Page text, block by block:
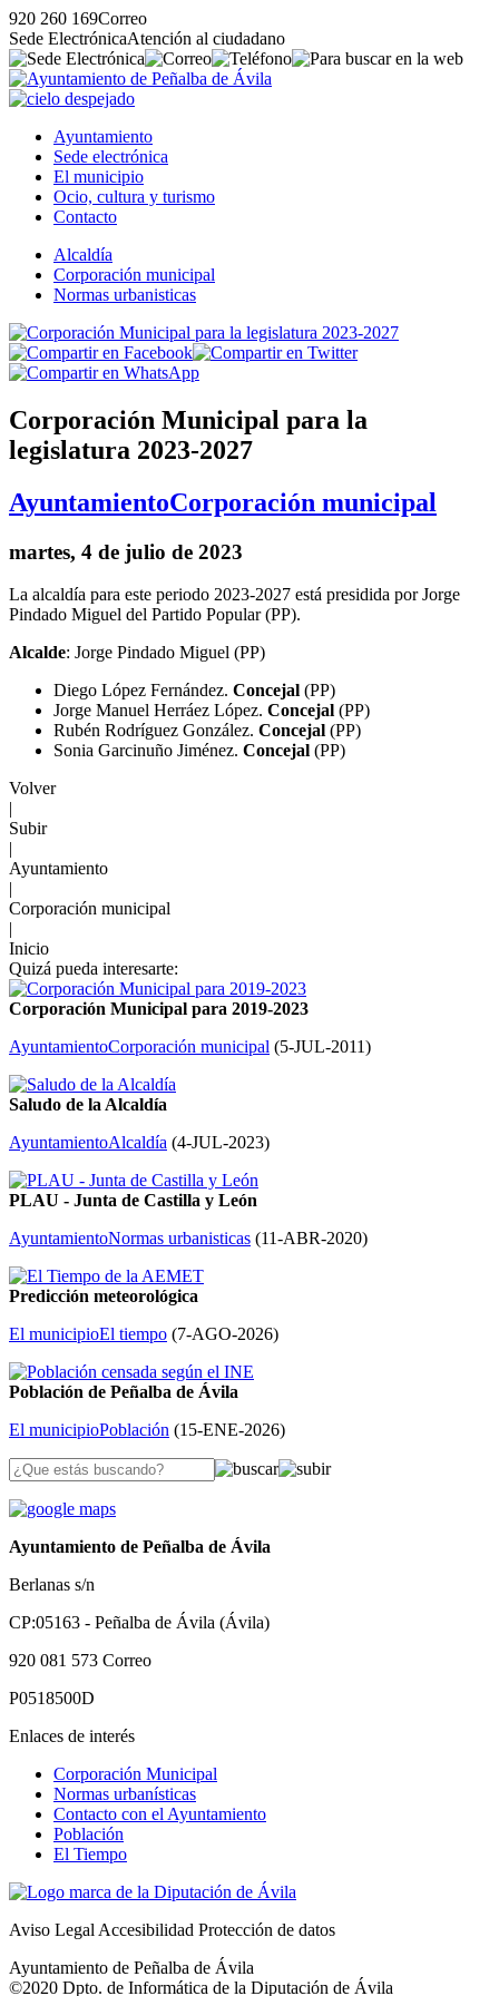
920 260 169Correo
Sede ElectrónicaAtención al ciudadano
Ayuntamiento
Sede electrónica
El municipio
Ocio, cultura y turismo
Contacto
Alcaldía
Corporación municipal
Normas urbanisticas
Corporación Municipal para la
legislatura 2023-2027
AyuntamientoCorporación municipal
martes, 4 de julio de 2023
La alcaldía para este periodo 2023-2027 está presidida por Jorge
Pindado Miguel del Partido Popular (PP).
Alcalde: Jorge Pindado Miguel (PP)
Diego López Fernández. Concejal (PP)
Jorge Manuel Herráez López. Concejal (PP)
Rubén Rodríguez González. Concejal (PP)
Sonia Garcinuño Jiménez. Concejal (PP)
Volver
|
Subir
|
Ayuntamiento
|
Corporación municipal
|
Inicio
Quizá pueda interesarte:
Corporación Municipal para 2019-2023
AyuntamientoCorporación municipal (5-JUL-2011)
Saludo de la Alcaldía
AyuntamientoAlcaldía (4-JUL-2023)
PLAU - Junta de Castilla y León
AyuntamientoNormas urbanisticas (11-ABR-2020)
Predicción meteorológica
El municipioEl tiempo (7-AGO-2026)
Población de Peñalba de Ávila
El municipioPoblación (15-ENE-2026)
Ayuntamiento de Peñalba de Ávila
Berlanas s/n
CP:05163 - Peñalba de Ávila (Ávila)
920 081 573 Correo
P0518500D
Enlaces de interés
Corporación Municipal
Normas urbanísticas
Contacto con el Ayuntamiento
Población
El Tiempo
Aviso LegalAccesibilidad Protección de datos
Ayuntamiento de Peñalba de Ávila
©2020 Dpto. de Informática de la Diputación de Ávila